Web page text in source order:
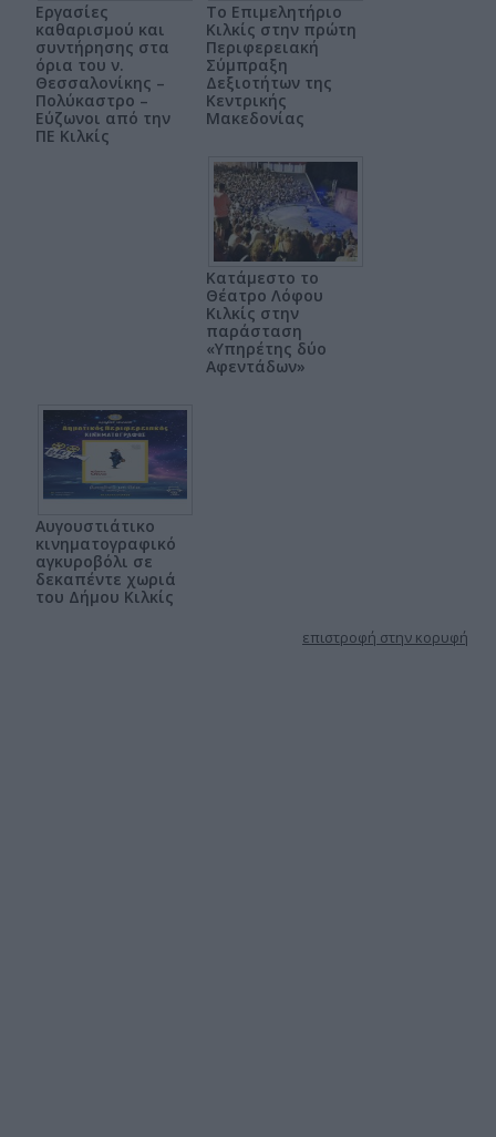
Εργασίες
καθαρισμού και
συντήρησης στα
όρια του ν.
Θεσσαλονίκης –
Πολύκαστρο –
Εύζωνοι από την
ΠΕ Κιλκίς
Το Επιμελητήριο
Κιλκίς στην πρώτη
Περιφερειακή
Σύμπραξη
Δεξιοτήτων της
Κεντρικής
Μακεδονίας
Κατάμεστο το
Θέατρο Λόφου
Κιλκίς στην
παράσταση
«Υπηρέτης δύο
Αφεντάδων»
Αυγουστιάτικο
κινηματογραφικό
αγκυροβόλι σε
δεκαπέντε χωριά
του Δήμου Κιλκίς
επιστροφή στην κορυφή